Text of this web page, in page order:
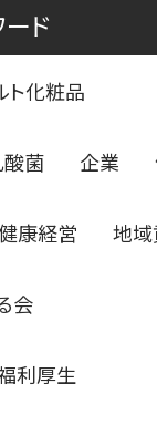
ド
ト化粧品
酸菌 企業
康経営 地
会
利厚生